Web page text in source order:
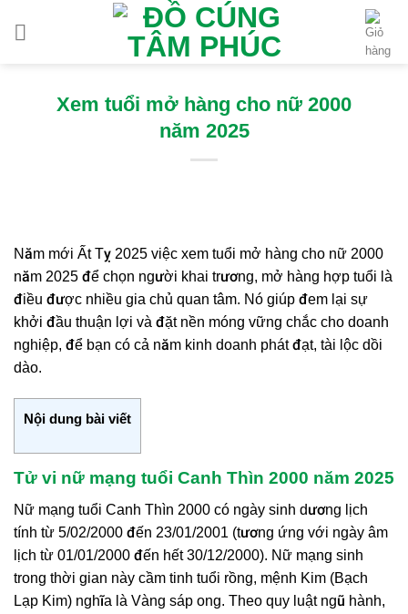
Xem tuổi mở hàng cho nữ 2000
năm 2025
Năm mới Ất Tỵ 2025 việc xem tuổi mở hàng cho nữ 2000
năm 2025 để chọn người khai trương, mở hàng hợp tuổi là
điều được nhiều gia chủ quan tâm. Nó giúp đem lại sự
khởi đầu thuận lợi và đặt nền móng vững chắc cho doanh
nghiệp, để bạn có cả năm kinh doanh phát đạt, tài lộc dồi
dào.
Nội dung bài viết
Tử vi nữ mạng tuổi Canh Thìn 2000 năm 2025
Nữ mạng tuổi Canh Thìn 2000 có ngày sinh dương lịch
tính từ 5/02/2000 đến 23/01/2001 (tương ứng với ngày âm
lịch từ 01/01/2000 đến hết 30/12/2000). Nữ mạng sinh
trong thời gian này cầm tinh tuổi rồng, mệnh Kim (Bạch
Lạp Kim) nghĩa là Vàng sáp ong. Theo quy luật ngũ hành,